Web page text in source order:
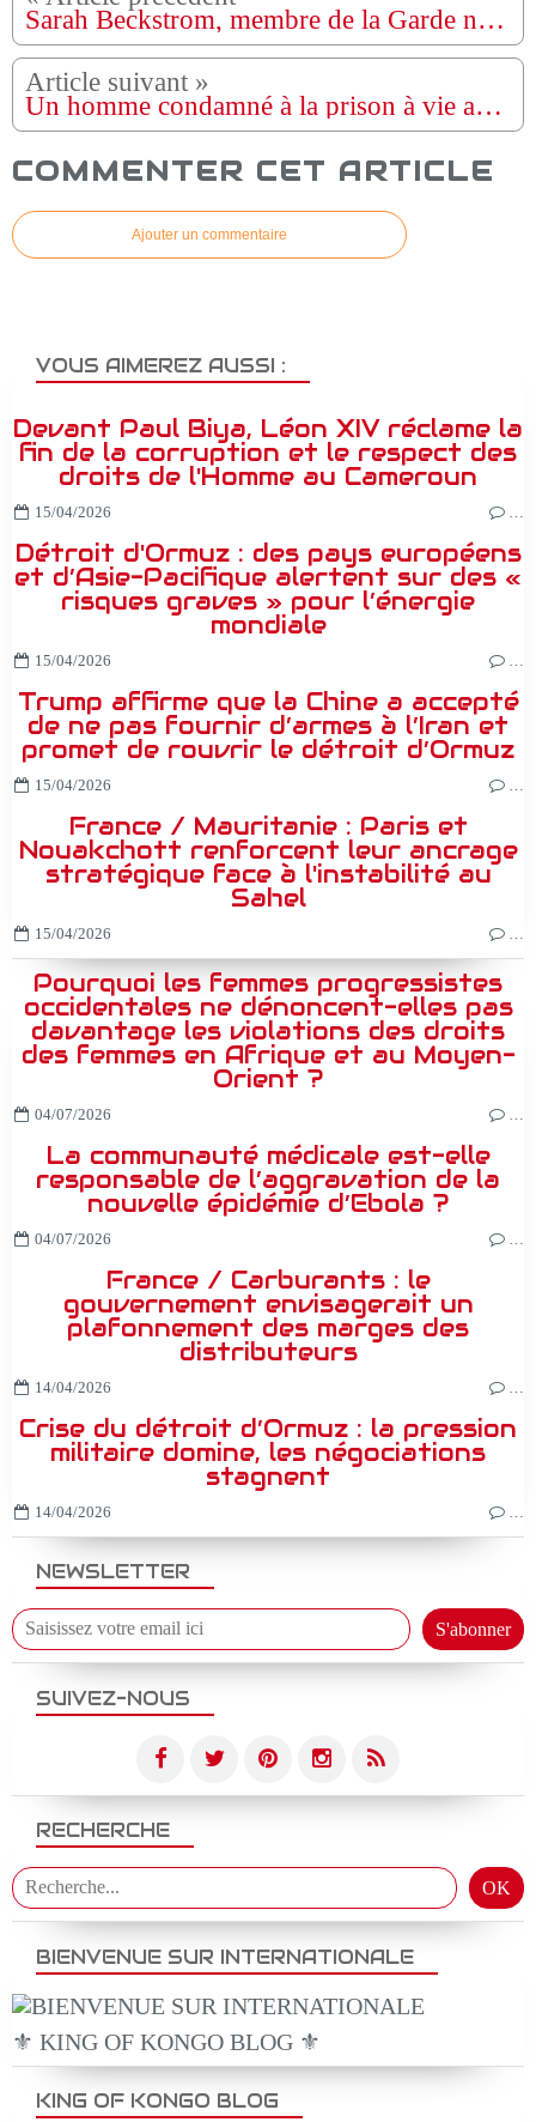
Sarah Beckstrom, membre de la Garde nationale, décède après avoir été abattue par un suspect afghan - Trump
Un homme condamné à la prison à vie après avoir poignardé à mort une femme endormie et avoir agressé sexuellement son cadavre.
COMMENTER CET ARTICLE
Ajouter un commentaire
NEWSLETTER
SUIVEZ-NOUS
RECHERCHE
BIENVENUE SUR INTERNATIONALE
⚜️ KING OF KONGO BLOG ⚜️
VOUS AIMEREZ AUSSI :
Devant Paul Biya, Léon XIV réclame la
fin de la corruption et le respect des
droits de l'Homme au Cameroun
15/04/2026 …
Détroit d'Ormuz : des pays européens
et d’Asie-Pacifique alertent sur des «
risques graves » pour l’énergie
mondiale
15/04/2026 …
Trump affirme que la Chine a accepté
de ne pas fournir d’armes à l’Iran et
promet de rouvrir le détroit d’Ormuz
15/04/2026 …
France / Mauritanie : Paris et
Nouakchott renforcent leur ancrage
stratégique face à l'instabilité au
Sahel
15/04/2026 …
Pourquoi les femmes progressistes
occidentales ne dénoncent-elles pas
davantage les violations des droits
des femmes en Afrique et au Moyen-
Orient ?
04/07/2026 …
La communauté médicale est-elle
responsable de l’aggravation de la
nouvelle épidémie d’Ebola ?
04/07/2026 …
France / Carburants : le
gouvernement envisagerait un
plafonnement des marges des
distributeurs
14/04/2026 …
Crise du détroit d’Ormuz : la pression
militaire domine, les négociations
stagnent
14/04/2026 …
KING OF KONGO BLOG